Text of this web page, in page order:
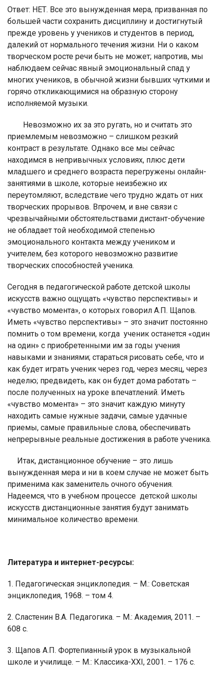
Ответ: НЕТ. Все это вынужденная мера, призванная по
большей части сохранить дисциплину и достигнутый
прежде уровень у учеников и студентов в период,
далекий от нормального течения жизни. Ни о каком
творческом росте речи быть не может; напротив, мы
наблюдаем сейчас явный эмоциональный спад у
многих учеников, в обычной жизни бывших чуткими и
горячо откликающимися на образную сторону
исполняемой музыки.
Невозможно их за это ругать, но и считать это
приемлемым невозможно – слишком резкий
контраст в результате. Однако все мы сейчас
находимся в непривычных условиях, плюс дети
младшего и среднего возраста перегружены онлайн-
занятиями в школе, которые неизбежно их
переутомляют, вследствие чего трудно ждать от них
творческих прорывов. Впрочем, и вне связи с
чрезвычайными обстоятельствами дистант-обучение
не обладает той необходимой степенью
эмоционального контакта между учеником и
учителем, без которого невозможно развитие
творческих способностей ученика.
Сегодня в педагогической работе детской школы
искусств важно ощущать «чувство перспективы» и
«чувство момента», о которых говорил А.П. Щапов.
Иметь «чувство перспективы» – это значит постоянно
помнить о том времени, когда ученик останется «один
на один» с приобретенными им за годы учения
навыками и знаниями; стараться рисовать себе, что и
как будет играть ученик через год, через месяц, через
неделю; предвидеть, как он будет дома работать –
после полученных на уроке впечатлений. Иметь
«чувство момента» – это значит каждую минуту
находить самые нужные задачи, самые удачные
приемы, самые правильные слова, обеспечивать
непрерывные реальные достижения в работе ученика.
Итак, дистанционное обучение – это лишь
вынужденная мера и ни в коем случае не может быть
применима как заменитель очного обучения.
Надеемся, что в учебном процессе детской школы
искусств дистанционные занятия будут занимать
минимальное количество времени.
Литература и интернет-ресурсы:
1. Педагогическая энциклопедия. – М.: Советская
энциклопедия, 1968. – том 4.
2. Сластенин В.А. Педагогика. – М.: Академия, 2011. –
608 с.
3. Щапов А.П. Фортепианный урок в музыкальной
школе и училище. – М.: Классика-XXI, 2001. – 176 с.